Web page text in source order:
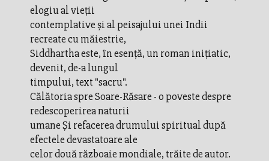
elogiu al vieţii
contemplative şi al peisajului unei Indii
recreate cu măiestrie,
Siddhartha este, în esenţă, un roman iniţiatic,
devenit, de-a lungul
timpului, text "sacru".
Călătoria spre Soare-Răsare - o poveste despre
redescoperirea naturii
umane Şi refacerea drumului spiritual după
efectele devastatoare ale
celor două războaie mondiale, trăite de autor.